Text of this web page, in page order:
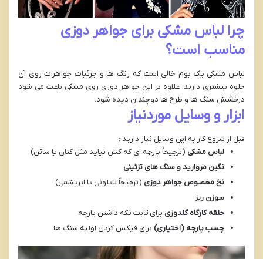
چرا لباس مشکی برای جواهر دوزی
مناسب است؟
لباس مشکی یک بوم خالی است که رنگ ها و جزئیات جواهرات روی آن
جلوه بیشتری دارند. علاوه بر این جواهر دوزی روی مشکی باعث می شود
درخشش سنگ ها و طرح ها دوچندان دیده شود.
ابزار و وسایل موردنیاز
قبل از شروع کار به این وسایل نیاز دارید :
لباس مشکی (ترجیحاً پارچه ای که کش نیاید مثل کتان یا ساتن)
نگین مروارید و سنگ های تزئینی
نخ مخصوص جواهر دوزی (ترجیحاً نایلونی یا ابریشمی)
سوزن ریز
حلقه کارگاه گلدوزی برای ثابت نگه داشتن پارچه
چسب پارچه (اختیاری) برای فیکس کردن اولیه سنگ ها